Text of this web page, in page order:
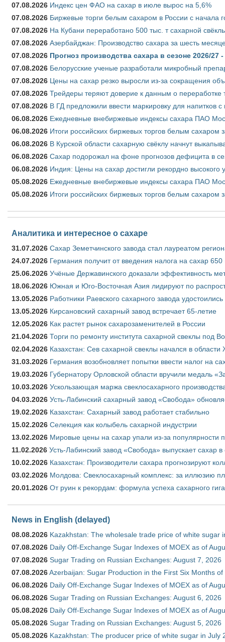
07.08.2026 Индекс цен ФАО на сахар в июле вырос на 5,6%
07.08.2026 Биржевые торги белым сахаром в России с начала
07.08.2026 На Кубани переработано 500 тыс. т сахарной
07.08.2026 Азербайджан: Производство сахара за шесть
07.08.2026 Прогноз производства сахара в сезоне 2026/
07.08.2026 Белорусские ученые разработали микробный
07.08.2026 Цены на сахар резко выросли из-за сокращения
07.08.2026 Трейдеры теряют доверие к данным о переработке
07.08.2026 В ГД предложили ввести маркировку для напитков
06.08.2026 Ежедневные внебиржевые индексы сахара ПАО
06.08.2026 Итоги российских биржевых торгов белым сахаром
06.08.2026 В Курской области сахарную свёклу начнут
06.08.2026 Сахар подорожал на фоне прогнозов дефицита в
06.08.2026 Индия: Цены на сахар достигли рекордно высокого
05.08.2026 Ежедневные внебиржевые индексы сахара ПАО
05.08.2026 Итоги российских биржевых торгов белым сахаром
Аналитика и интересное о сахаре
31.07.2026 Сахар Земетчинского завода стал лауреатом
24.07.2026 Германия получит от введения налога на сахар
25.06.2026 Учёные Державинского доказали эффективность
18.06.2026 Южная и Юго-Восточная Азия лидируют по
13.05.2026 Работники Раевского сахарного завода удостоились
13.05.2026 Кирсановский сахарный завод встречает 65-летие
12.05.2026 Как растет рынок сахарозаменителей в России
21.04.2026 Торги по ремонту института сахарной свеклы под
02.04.2026 Казахстан: Сев сахарной свеклы начался в области
31.03.2026 Германия возобновляет попытки ввести налог на
19.03.2026 Губернатору Орловской области вручили медаль
10.03.2026 Ускользающая маржа свеклосахарного
04.03.2026 Усть-Лабинский сахарный завод «Свобода»
19.02.2026 Казахстан: Сахарный завод работает стабильно
15.02.2026 Селекция как колыбель сахарной индустрии
13.02.2026 Мировые цены на сахар упали из-за популярности
11.02.2026 Усть-Лабинский завод «Свобода» выпускает сахар в
10.02.2026 Казахстан: Производители сахара прогнозируют
03.02.2026 Молдова: Свеклосахарный комплекс: за иллюзию
20.01.2026 От руин к рекордам: формула успеха сахарного
News in English (delayed)
08.08.2026 Kazakhstan: The wholesale trade price of white sugar
07.08.2026 Daily Off-Exchange Sugar Indexes of MOEX as of
07.08.2026 Sugar Trading on Russian Exchanges: August 7, 2026
07.08.2026Azerbaijan: Sugar Production in the First Six Months of
06.08.2026 Daily Off-Exchange Sugar Indexes of MOEX as of
06.08.2026 Sugar Trading on Russian Exchanges: August 6, 2026
05.08.2026 Daily Off-Exchange Sugar Indexes of MOEX as of
05.08.2026 Sugar Trading on Russian Exchanges: August 5, 2026
05.08.2026 Kazakhstan: The producer price of white sugar in July